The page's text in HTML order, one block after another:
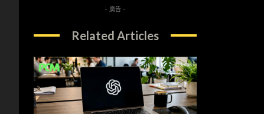
- 廣告 -
Related Articles